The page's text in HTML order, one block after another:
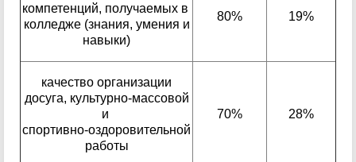
компетенций, получаемых в
колледже (знания, умения и
навыки)
80% 19%
качество организации
досуга, культурно-массовой
и
спортивно-оздоровительной
работы
70% 28%